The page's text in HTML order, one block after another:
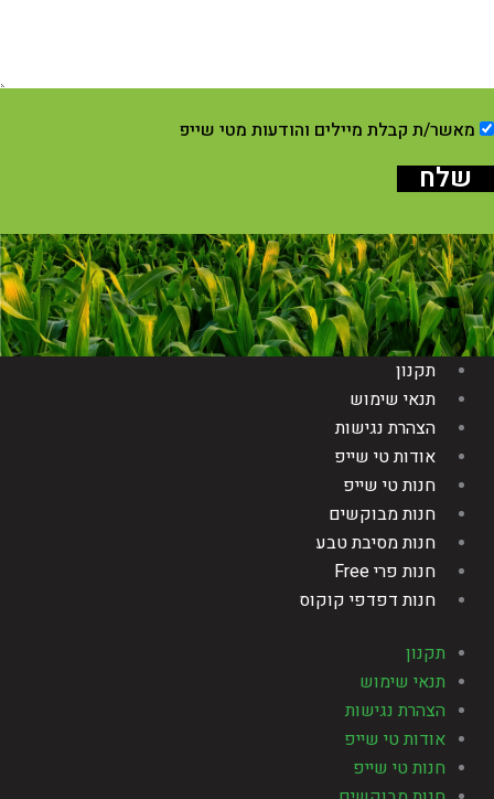
מאשר/ת קבלת מיילים והודעות מטי שייפ
שלח
תקנון
תנאי שימוש
הצהרת נגישות
אודות טי שייפ
חנות טי שייפ
חנות מבוקשים
חנות מסיבת טבע
חנות פרי Free
חנות דפדפי קוקוס
תקנון
תנאי שימוש
הצהרת נגישות
אודות טי שייפ
חנות טי שייפ